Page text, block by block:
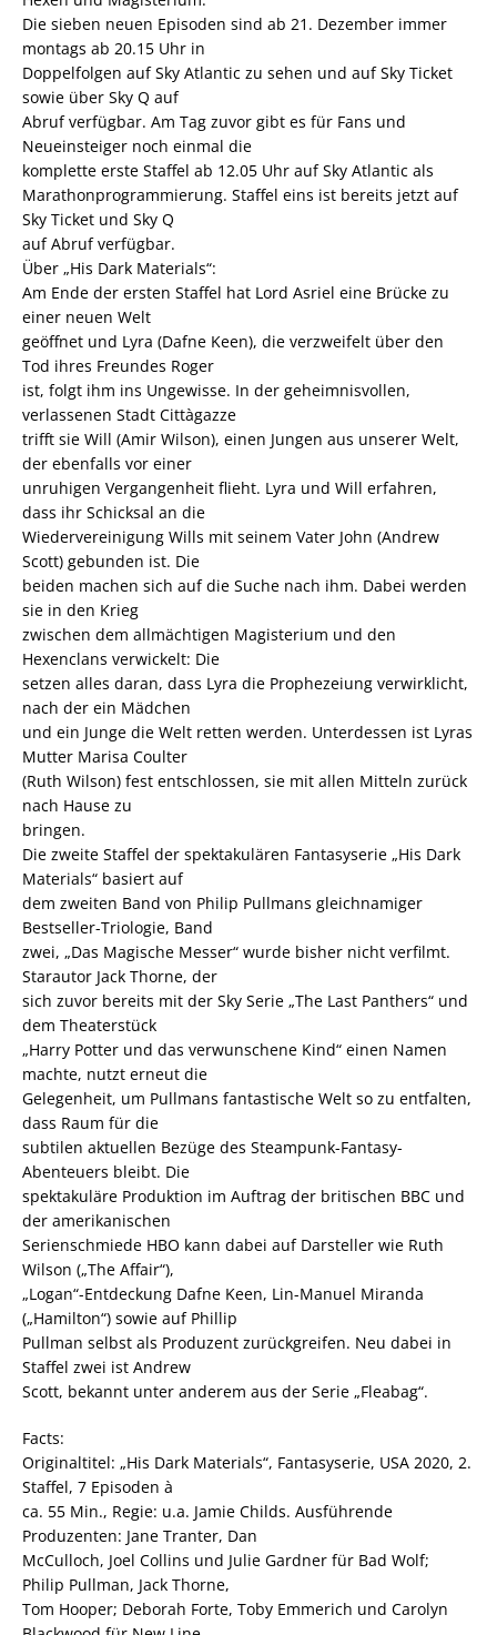
Die sieben neuen Episoden sind ab 21. Dezember immer
montags ab 20.15 Uhr in
Doppelfolgen auf Sky Atlantic zu sehen und auf Sky Ticket
sowie über Sky Q auf
Abruf verfügbar. Am Tag zuvor gibt es für Fans und
Neueinsteiger noch einmal die
komplette erste Staffel ab 12.05 Uhr auf Sky Atlantic als
Marathonprogrammierung. Staffel eins ist bereits jetzt auf
Sky Ticket und Sky Q
auf Abruf verfügbar.
Über „His Dark Materials“:
Am Ende der ersten Staffel hat Lord Asriel eine Brücke zu
einer neuen Welt
geöffnet und Lyra (Dafne Keen), die verzweifelt über den
Tod ihres Freundes Roger
ist, folgt ihm ins Ungewisse. In der geheimnisvollen,
verlassenen Stadt Cittàgazze
trifft sie Will (Amir Wilson), einen Jungen aus unserer Welt,
der ebenfalls vor einer
unruhigen Vergangenheit flieht. Lyra und Will erfahren,
dass ihr Schicksal an die
Wiedervereinigung Wills mit seinem Vater John (Andrew
Scott) gebunden ist. Die
beiden machen sich auf die Suche nach ihm. Dabei werden
sie in den Krieg
zwischen dem allmächtigen Magisterium und den
Hexenclans verwickelt: Die
setzen alles daran, dass Lyra die Prophezeiung verwirklicht,
nach der ein Mädchen
und ein Junge die Welt retten werden. Unterdessen ist Lyras
Mutter Marisa Coulter
(Ruth Wilson) fest entschlossen, sie mit allen Mitteln zurück
nach Hause zu
bringen.
Die zweite Staffel der spektakulären Fantasyserie „His Dark
Materials“ basiert auf
dem zweiten Band von Philip Pullmans gleichnamiger
Bestseller-Triologie, Band
zwei, „Das Magische Messer“ wurde bisher nicht verfilmt.
Starautor Jack Thorne, der
sich zuvor bereits mit der Sky Serie „The Last Panthers“ und
dem Theaterstück
„Harry Potter und das verwunschene Kind“ einen Namen
machte, nutzt erneut die
Gelegenheit, um Pullmans fantastische Welt so zu entfalten,
dass Raum für die
subtilen aktuellen Bezüge des Steampunk-Fantasy-
Abenteuers bleibt. Die
spektakuläre Produktion im Auftrag der britischen BBC und
der amerikanischen
Serienschmiede HBO kann dabei auf Darsteller wie Ruth
Wilson („The Affair“),
„Logan“-Entdeckung Dafne Keen, Lin-Manuel Miranda
(„Hamilton“) sowie auf Phillip
Pullman selbst als Produzent zurückgreifen. Neu dabei in
Staffel zwei ist Andrew
Scott, bekannt unter anderem aus der Serie „Fleabag“.
Facts:
Originaltitel: „His Dark Materials“, Fantasyserie, USA 2020, 2.
Staffel, 7 Episoden à
ca. 55 Min., Regie: u.a. Jamie Childs. Ausführende
Produzenten: Jane Tranter, Dan
McCulloch, Joel Collins und Julie Gardner für Bad Wolf;
Philip Pullman, Jack Thorne,
Tom Hooper; Deborah Forte, Toby Emmerich und Carolyn